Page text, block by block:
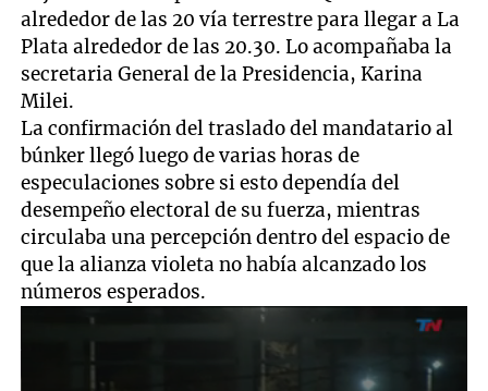
alrededor de las 20 vía terrestre para llegar a La
Plata alrededor de las 20.30. Lo acompañaba la
secretaria General de la Presidencia, Karina
Milei.
La confirmación del traslado del mandatario al
búnker llegó luego de varias horas de
especulaciones sobre si esto dependía del
desempeño electoral de su fuerza, mientras
circulaba una percepción dentro del espacio de
que la alianza violeta no había alcanzado los
números esperados.